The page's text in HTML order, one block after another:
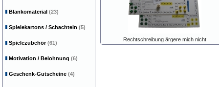
Rechtschreibung ärgere mich nicht
Blankomaterial (23)
Spielekartons / Schachteln (5)
Spielezubehör(61)
Motivation / Belohnung (6)
Geschenk-Gutscheine (4)